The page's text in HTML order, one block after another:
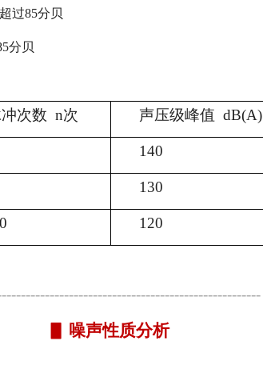
过85分贝
分贝
次数 n次 声压级峰值 dB(A)
140
130
120
▋ 噪声性质分析